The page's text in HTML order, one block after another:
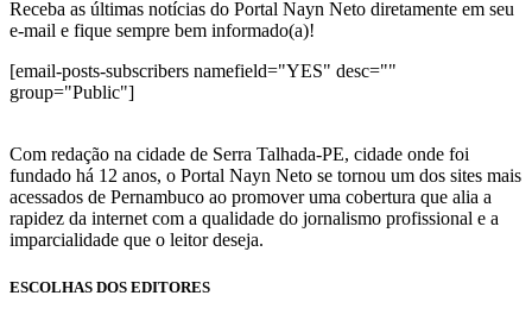
Receba as últimas notícias do Portal Nayn Neto diretamente em seu
e-mail e fique sempre bem informado(a)!
[email-posts-subscribers namefield="YES" desc=""
group="Public"]
Com redação na cidade de Serra Talhada-PE, cidade onde foi
fundado há 12 anos, o Portal Nayn Neto se tornou um dos sites mais
acessados de Pernambuco ao promover uma cobertura que alia a
rapidez da internet com a qualidade do jornalismo profissional e a
imparcialidade que o leitor deseja.
ESCOLHAS DOS EDITORES